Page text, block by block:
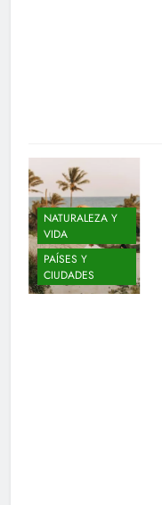
NATURALEZA Y
VIDA
PAÍSES Y
CIUDADES